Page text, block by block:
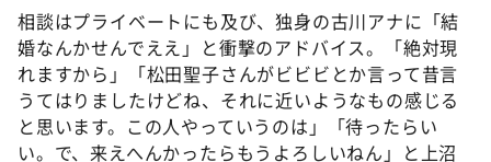
相談はプライベートにも及び、独身の古川アナに「結
婚なんかせんでええ」と衝撃のアドバイス。「絶対現
れますから」「松田聖子さんがビビビとか言って昔言
うてはりましたけどね、それに近いようなもの感じる
と思います。この人やっていうのは」「待ったらい
い。で、来えへんかったらもうよろしいねん」と上沼